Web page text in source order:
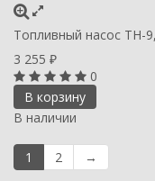
Топливный насос TH-
3 255 ₽
0
В корзину
В наличии
1 2 →